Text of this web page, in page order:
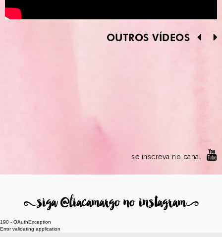
OUTROS VÍDEOS
se inscreva no canal
8siga @liacamargo no instagram9
190 - OAuthException
Error validating application